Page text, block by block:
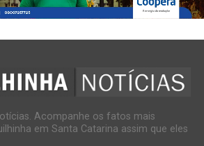
Acompanhe os fatos mais
em Santa Catarina assim que eles